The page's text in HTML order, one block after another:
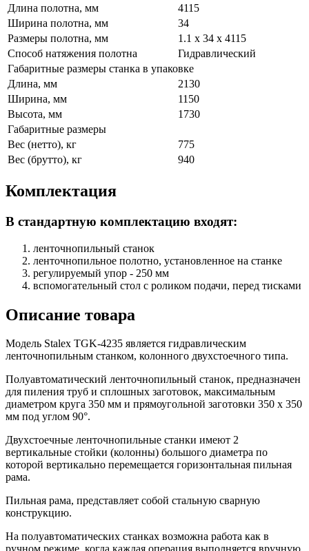
Длина полотна, мм
4115
Ширина полотна, мм
34
Размеры полотна, мм
1.1 x 34 x 4115
Способ натяжения полотна
Гидравлический
Габаритные размеры станка в упаковке
Длина, мм
2130
Ширина, мм
1150
Высота, мм
1730
Габаритные размеры
Вес (нетто), кг
775
Вес (брутто), кг
940
Комплектация
В стандартную комплектацию входят:
ленточнопильный станок
ленточнопильное полотно, установленное на станке
регулируемый упор - 250 мм
вспомогательный стол с роликом подачи, перед тисками
Описание товара
Модель Stalex TGK-4235 является гидравлическим
ленточнопильным станком, колонного двухстоечного типа.
Полуавтоматический ленточнопильный станок, предназначен
для пиления труб и сплошных заготовок, максимальным
диаметром круга 350 мм и прямоугольной заготовки 350 x 350
мм под углом 90°.
Двухстоечные ленточнопильные станки имеют 2
вертикальные стойки (колонны) большого диаметра по
которой вертикально перемещается горизонтальная пильная
рама.
Пильная рама, представляет собой стальную сварную
конструкцию.
На полуавтоматических станках возможна работа как в